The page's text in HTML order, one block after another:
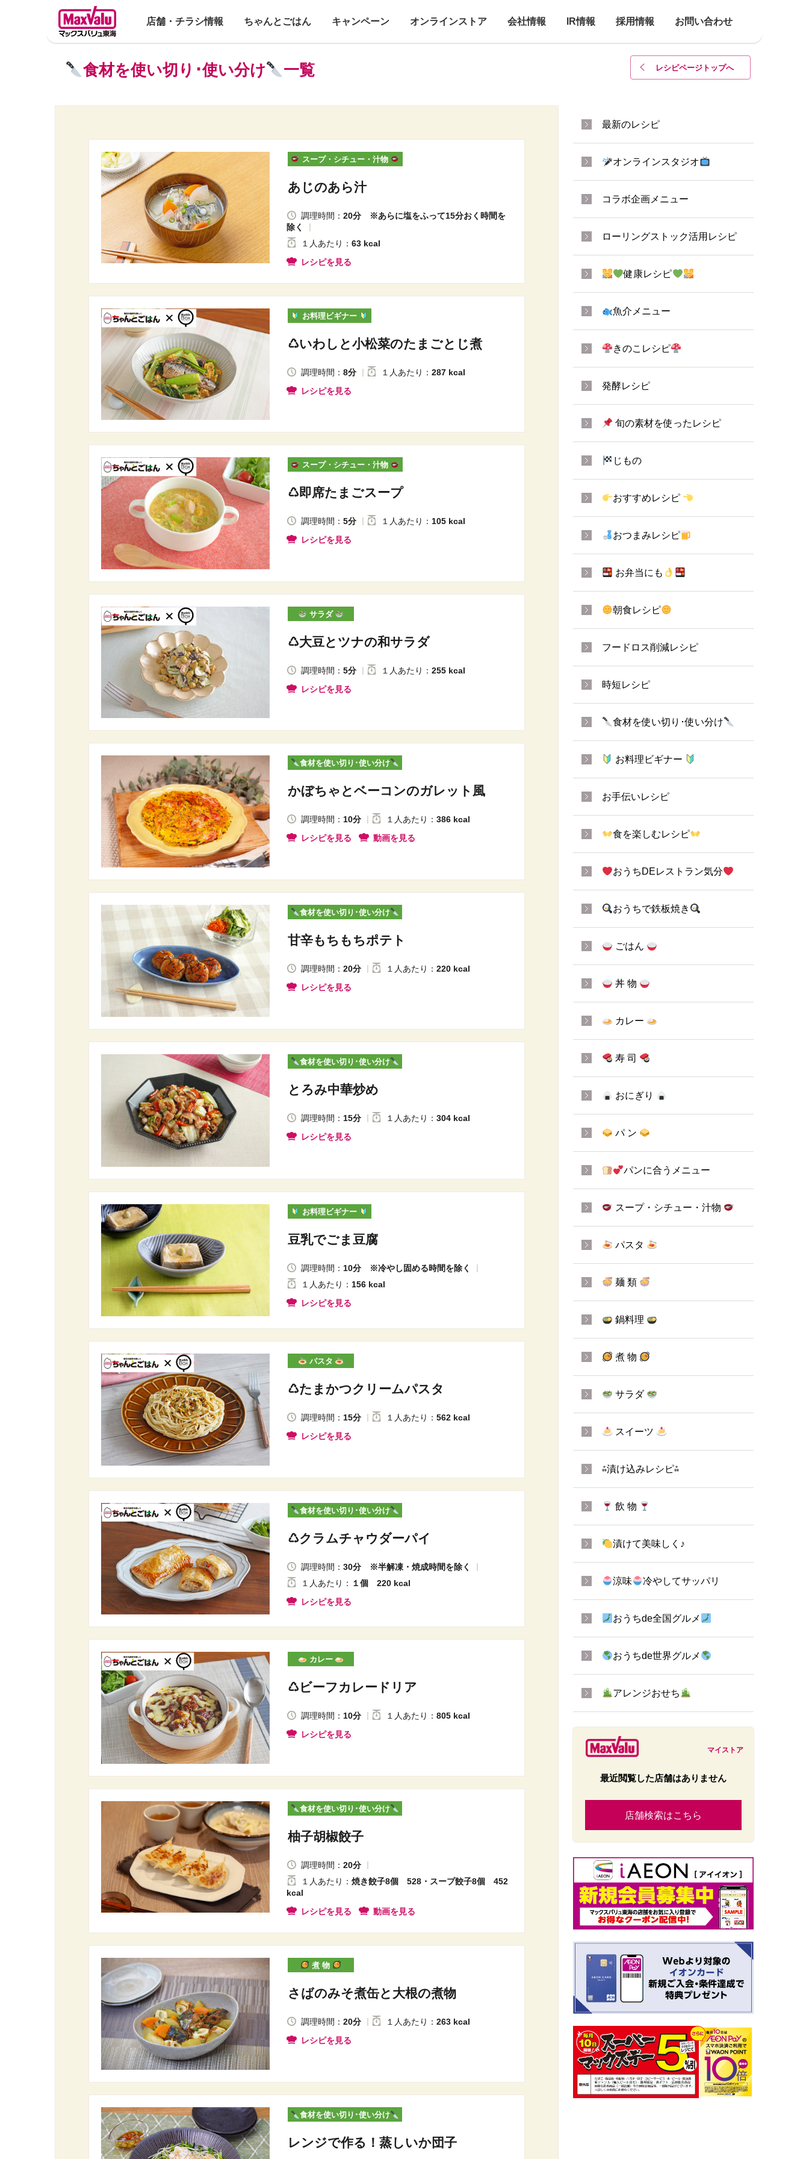
店舗・チラシ情報 ちゃんとごはん キャンペーン オンラインストア 会社情報 IR情報 採用情報 お問い合わせ
食材を使い切り･使い分け 一覧 レシピページトップへ
スープ・シチュー・汁物
あじのあら汁
調理時間： 20分 ※あらに塩をふって15分おく時間を
除く
１人 あたり ： 63 kcal
レシピを見る
お料理ビギナー
♺いわしと小松菜のたまごとじ煮
調理時間： 8分 １人 あたり ： 287 kcal
レシピを見る
スープ・シチュー・汁物
♺即席たまごスープ
調理時間： 5分 １人あたり ： 105 kcal
レシピを見る
サラダ
♺大豆とツナの和サラダ
調理時間： 5分 １人 あたり ： 255 kcal
レシピを見る
食材を使い切り･使い分け
かぼちゃとベーコンのガレット風
調理時間： 10分 １人 あたり ： 386 kcal
レシピを見る
動画を見る
食材を使い切り･使い分け
甘辛もちもちポテト
調理時間： 20分 １人 あたり ： 220 kcal
レシピを見る
食材を使い切り･使い分け
とろみ中華炒め
調理時間： 15分 １人 あたり ： 304 kcal
レシピを見る
お料理ビギナー
豆乳でごま豆腐
調理時間： 10分 ※冷やし固める時間を除く
１人 あたり ： 156 kcal
レシピを見る
パスタ
♺たまかつクリームパスタ
調理時間： 15分 １人あたり ： 562 kcal
レシピを見る
食材を使い切り･使い分け
♺クラムチャウダーパイ
調理時間： 30分 ※半解凍・焼成時間を除く
１人 あたり ： １個 220 kcal
レシピを見る
カレー
♺ビーフカレードリア
調理時間： 10分 １人あたり ： 805 kcal
レシピを見る
食材を使い切り･使い分け
柚子胡椒餃子
調理時間： 20分
１人 あたり ： 焼き餃子8個 528・スープ餃子8個 452
kcal
レシピを見る
動画を見る
煮 物
さばのみそ煮缶と大根の煮物
調理時間： 20分 １人 あたり ： 263 kcal
レシピを見る
食材を使い切り･使い分け
レンジで作る！蒸しいか団子
最新のレシピ
オンラインスタジオ
コラボ企画メニュー
ローリングストック活用レシピ
健康レシピ
魚介メニュー
きのこレシピ
発酵レシピ
旬の素材を使ったレシピ
じもの
おすすめレシピ
おつまみレシピ
お弁当にも
朝食レシピ
フードロス削減レシピ
時短レシピ
食材を使い切り･使い分け
お料理ビギナー
お手伝いレシピ
食を楽しむレシピ
おうちDEレストラン気分
おうちで鉄板焼き
ごはん
丼 物
カレー
寿 司
おにぎり
パ ン
パンに合うメニュー
スープ・シチュー・汁物
パスタ
麺 類
鍋料理
煮 物
サラダ
スイーツ
⁂漬け込みレシピ⁂
飲 物
漬けて美味しく♪
涼味 冷やしてサッパリ
おうちde全国グルメ
おうちde世界グルメ
アレンジおせち
マイストア
最近閲覧した店舗はありません
店舗検索はこちら